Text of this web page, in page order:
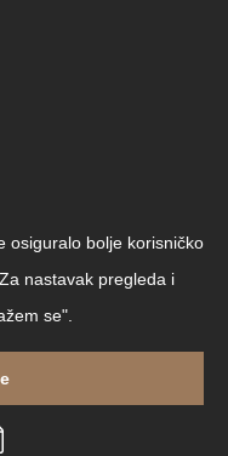
osiguralo bolje korisničko
nastavak pregleda i
se".